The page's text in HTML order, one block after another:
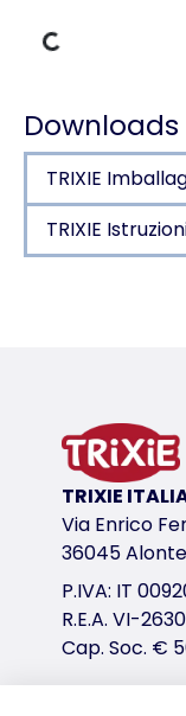
Dati di carico
Downloads
TRIXIE
TRIXIE
con supporto
in plastica
variante di
variante di
Misure
16 × 22 × 26 cm
per es.
calopsitte,
TRIXIE
Via Enrico
36045
P.IVA: IT
R.E.A. VI-
Cap. Soc. €